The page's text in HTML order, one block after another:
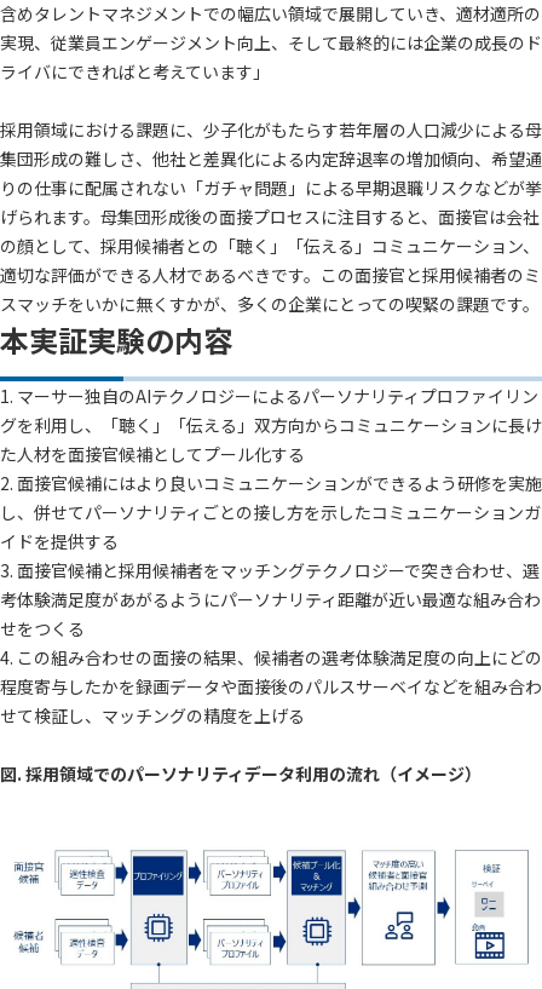
含めタレントマネジメントでの幅広い領域で展開していき、適材適所の
実現、従業員エンゲージメント向上、そして最終的には企業の成長のド
ライバにできればと考えています」
採用領域における課題に、少子化がもたらす若年層の人口減少による母
集団形成の難しさ、他社と差異化による内定辞退率の増加傾向、希望通
りの仕事に配属されない「ガチャ問題」による早期退職リスクなどが挙
げられます。母集団形成後の面接プロセスに注目すると、面接官は会社
の顔として、採用候補者との「聴く」「伝える」コミュニケーション、
適切な評価ができる人材であるべきです。この面接官と採用候補者のミ
スマッチをいかに無くすかが、多くの企業にとっての喫緊の課題です。
本実証実験の内容
1. マーサー独自のAIテクノロジーによるパーソナリティプロファイリン
グを利用し、「聴く」「伝える」双方向からコミュニケーションに長け
た人材を面接官候補としてプール化する
2. 面接官候補にはより良いコミュニケーションができるよう研修を実施
し、併せてパーソナリティごとの接し方を示したコミュニケーションガ
イドを提供する
3. 面接官候補と採用候補者をマッチングテクノロジーで突き合わせ、選
考体験満足度があがるようにパーソナリティ距離が近い最適な組み合わ
せをつくる
4. この組み合わせの面接の結果、候補者の選考体験満足度の向上にどの
程度寄与したかを録画データや面接後のパルスサーベイなどを組み合わ
せて検証し、マッチングの精度を上げる
図. 採用領域でのパーソナリティデータ利用の流れ（イメージ）